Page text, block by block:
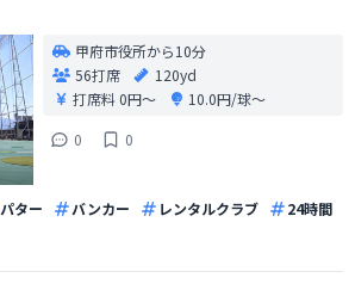
甲府市役所から10分
56打席
120yd
打席料0円〜
10.0円/球〜
0
0
パター バンカー レンタルクラブ
24時間